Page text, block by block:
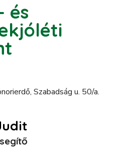
és
Szabadság u. 50/a.